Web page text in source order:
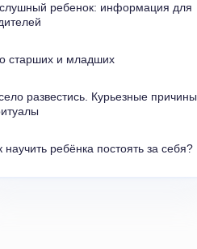
ребенок: информация для
старших и младших
развестись. Курьезные причины
научить ребёнка постоять за себя?